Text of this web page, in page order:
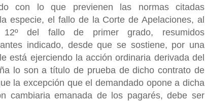
con lo que previenen las normas citadas
especie, el fallo de la Corte de Apelaciones, al
del fallo de primer grado, resumidos
indicado, desde que se sostiene, por una
está ejerciendo la acción ordinaria derivada del
lo son a título de prueba de dicho contrato de
la excepción que el demandado opone a dicha
cambiaria emanada de los pagarés, debe ser